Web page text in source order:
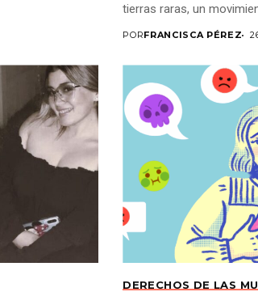
tierras raras, un
PORFRANCISCA PÉREZ
DERECHOS DE LAS